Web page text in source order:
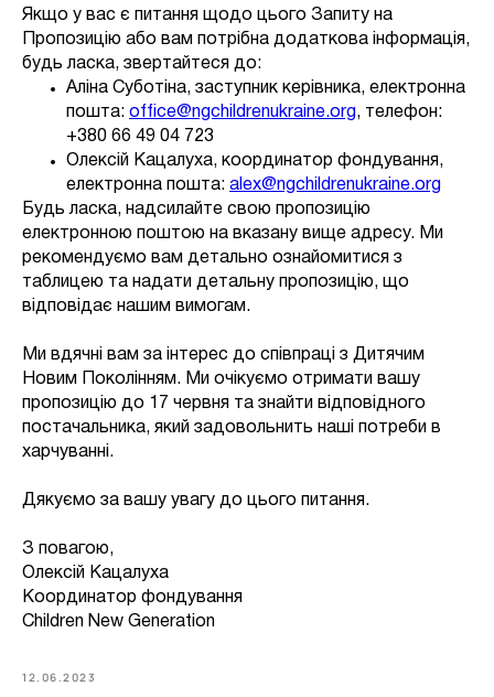
Якщо у вас є питання щодо цього Запиту на
Пропозицію або вам потрібна додаткова інформація,
будь ласка, звертайтеся до:
Аліна Суботіна, заступник керівника, електронна
пошта: office@ngchildrenukraine.org, телефон:
+380 66 49 04 723
Олексій Кацалуха, координатор фондування,
електронна пошта: alex@ngchildrenukraine.org
Будь ласка, надсилайте свою пропозицію
електронною поштою на вказану вище адресу. Ми
рекомендуємо вам детально ознайомитися з
таблицею та надати детальну пропозицію, що
відповідає нашим вимогам.
Ми вдячні вам за інтерес до співпраці з Дитячим
Новим Поколінням. Ми очікуємо отримати вашу
пропозицію до 17 червня та знайти відповідного
постачальника, який задовольнить наші потреби в
харчуванні.
Дякуємо за вашу увагу до цього питання.
З повагою,
Олексій Кацалуха
Координатор фондування
Children New Generation
12.06.2023